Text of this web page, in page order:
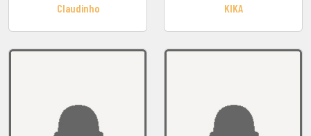
Claudinho KIKA